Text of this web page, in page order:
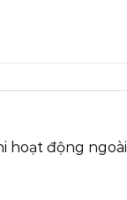
hoạt động ngoài